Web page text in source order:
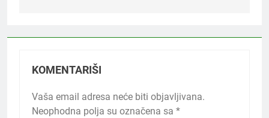
KOMENTARIŠI
Vaša email adresa neće biti objavljivana.
Neophodna polja su označena sa *